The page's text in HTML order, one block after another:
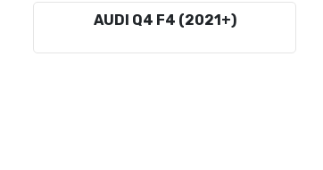
AUDI Q4 F4 (2021+)